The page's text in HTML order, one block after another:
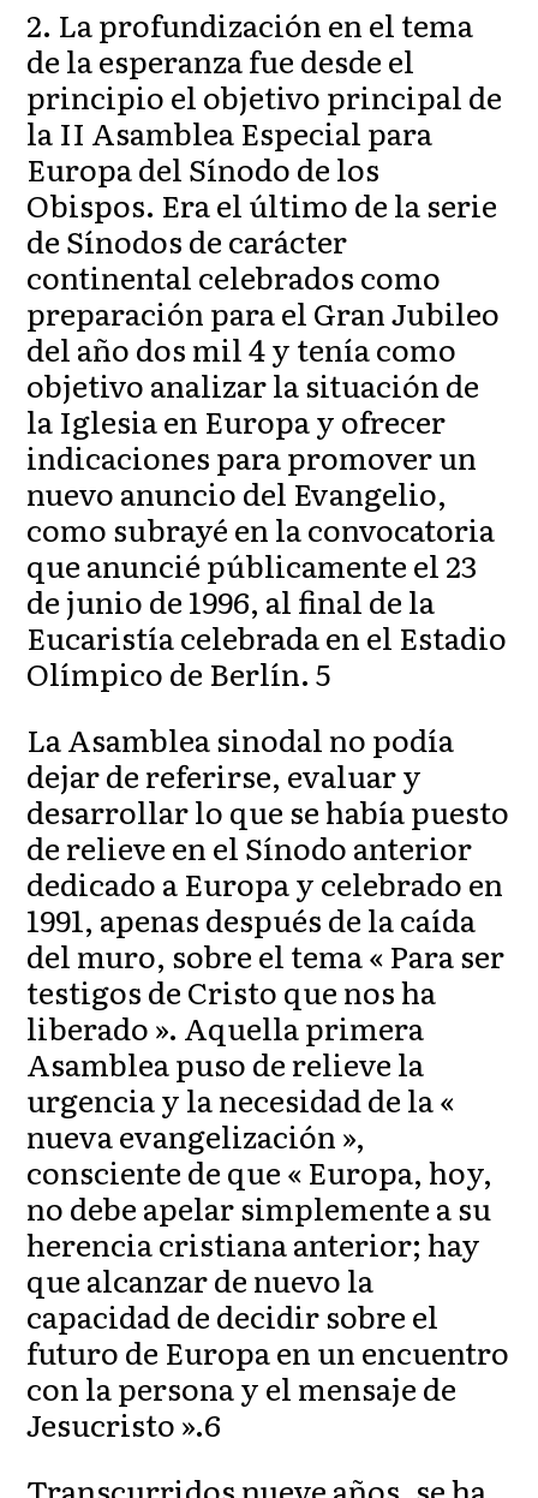
2. La profundización en el tema
de la esperanza fue desde el
principio el objetivo principal de
la II Asamblea Especial para
Europa del Sínodo de los
Obispos. Era el último de la serie
de Sínodos de carácter
continental celebrados como
preparación para el Gran Jubileo
del año dos mil 4 y tenía como
objetivo analizar la situación de
la Iglesia en Europa y ofrecer
indicaciones para promover un
nuevo anuncio del Evangelio,
como subrayé en la convocatoria
que anuncié públicamente el 23
de junio de 1996, al final de la
Eucaristía celebrada en el Estadio
Olímpico de Berlín. 5
La Asamblea sinodal no podía
dejar de referirse, evaluar y
desarrollar lo que se había puesto
de relieve en el Sínodo anterior
dedicado a Europa y celebrado en
1991, apenas después de la caída
del muro, sobre el tema « Para ser
testigos de Cristo que nos ha
liberado ». Aquella primera
Asamblea puso de relieve la
urgencia y la necesidad de la «
nueva evangelización »,
consciente de que « Europa, hoy,
no debe apelar simplemente a su
herencia cristiana anterior; hay
que alcanzar de nuevo la
capacidad de decidir sobre el
futuro de Europa en un encuentro
con la persona y el mensaje de
Jesucristo ».6